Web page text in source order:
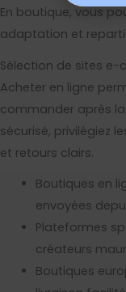
En boutique, vous
adaptation et
Sélection de sites
Acheter en ligne
commander après la
sécurisé, privilégiez
et retours clairs.
Boutiques en
envoyées
Plateformes
créateurs
Boutiques